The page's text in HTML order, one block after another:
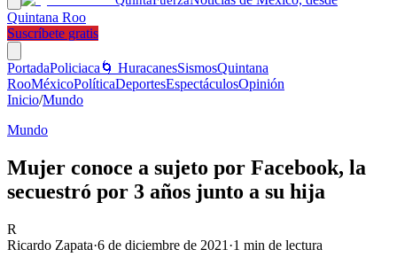
Quintana Roo
Suscríbete gratis
PortadaPoliciaca 🌀 HuracanesSismosQuintana
RooMéxicoPolíticaDeportesEspectáculosOpinión
Inicio/Mundo
Mundo
Mujer conoce a sujeto por Facebook, la
secuestró por 3 años junto a su hija
R
Ricardo Zapata·6 de diciembre de 2021 ·1 min de lectura